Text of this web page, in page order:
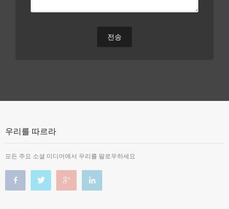
우리를 따르라
모든 주요 소셜 미디어에서 우리를 팔로우하세요